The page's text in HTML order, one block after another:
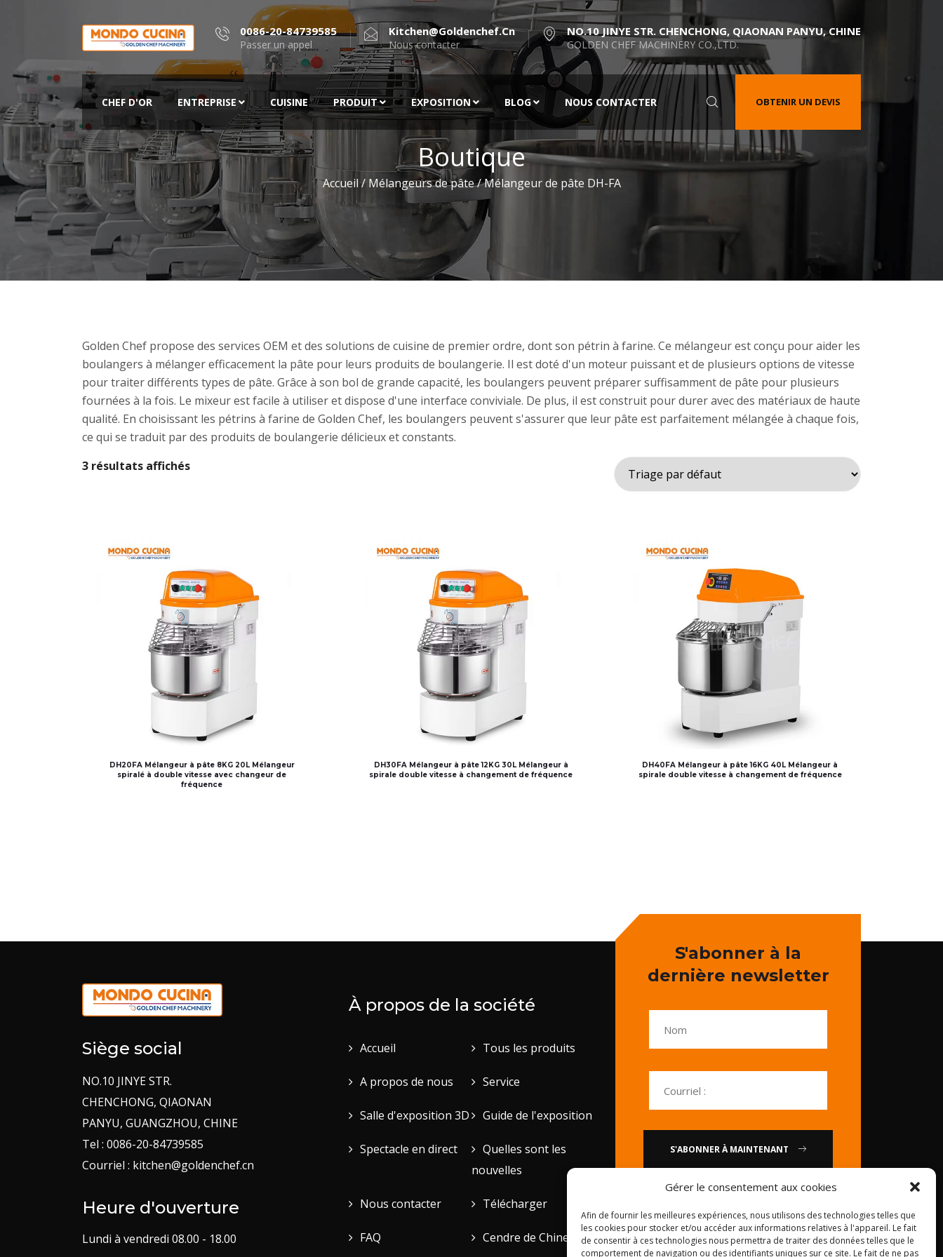
Gérer le consentement aux cookies
Afin de fournir les meilleures expériences, nous utilisons des technologies telles que
les cookies pour stocker et/ou accéder aux informations relatives à l'appareil. Le fait
de consentir à ces technologies nous permettra de traiter des données telles que le
comportement de navigation ou des identifiants uniques sur ce site. Le fait de ne pas
0086-20-84739585
Passer un appel
Kitchen@goldenchef.cn
Nous contacter
NO.10 JINYE STR. CHENCHONG, QIAONAN PANYU, CHINE
GOLDEN CHEF MACHINERY CO.,LTD.
CHEF D'OR ENTREPRISE CUISINE PRODUIT EXPOSITION BLOG NOUS CONTACTER OBTENIR UN DEVIS
Boutique
Accueil/ Mélangeurs de pâte/ Mélangeur de pâte DH-FA
Golden Chef propose des services OEM et des solutions de cuisine de premier ordre, dont son pétrin à farine. Ce mélangeur est conçu pour aider les
boulangers à mélanger efficacement la pâte pour leurs produits de boulangerie. Il est doté d'un moteur puissant et de plusieurs options de vitesse
pour traiter différents types de pâte. Grâce à son bol de grande capacité, les boulangers peuvent préparer suffisamment de pâte pour plusieurs
fournées à la fois. Le mixeur est facile à utiliser et dispose d'une interface conviviale. De plus, il est construit pour durer avec des matériaux de haute
qualité. En choisissant les pétrins à farine de Golden Chef, les boulangers peuvent s'assurer que leur pâte est parfaitement mélangée à chaque fois,
ce qui se traduit par des produits de boulangerie délicieux et constants.
3 résultats affichés
DH20FA Mélangeur à pâte 8KG 20L Mélangeur
spiralé à double vitesse avec changeur de
fréquence
DH30FA Mélangeur à pâte 12KG 30L Mélangeur à
spirale double vitesse à changement de fréquence
DH40FA Mélangeur à pâte 16KG 40L Mélangeur à
spirale double vitesse à changement de fréquence
Siège social
NO.10 JINYE STR.
CHENCHONG, QIAONAN
PANYU, GUANGZHOU, CHINE
Tel : 0086-20-84739585
Courriel : kitchen@goldenchef.cn
Heure d'ouverture
Lundi à vendredi 08.00 - 18.00
À propos de la société
Accueil Tous les produits
A propos de nous Service
Salle d'exposition 3D Guide de l'exposition
Spectacle en direct
Quelles sont les
nouvelles
Nous contacter Télécharger
FAQ Cendre de Chine
S'abonner à la
dernière newsletter
S'ABONNER À MAINTENANT
Appelez-nous : 0086-20-